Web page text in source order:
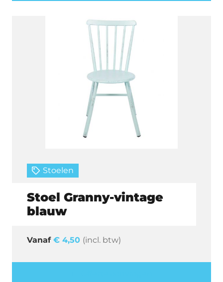
Stoelen
Stoel Granny-vintage
blauw
€ 4,50 (incl. btw)